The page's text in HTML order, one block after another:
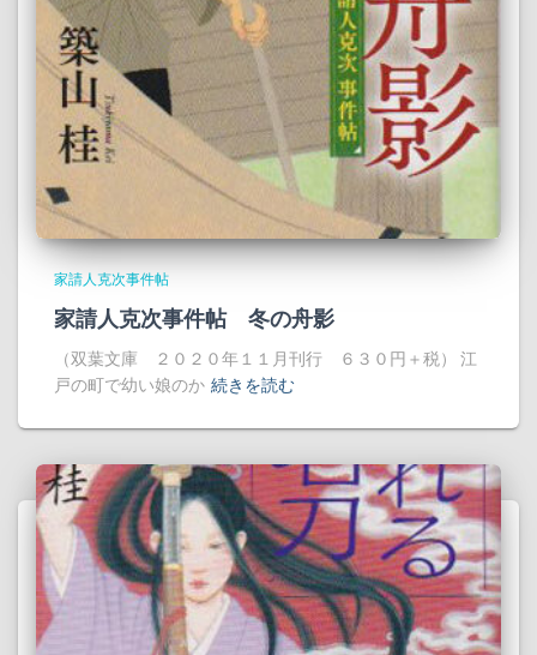
家請人克次事件帖
家請人克次事件帖 冬の舟影
（双葉文庫 ２０２０年１１月刊行 ６３０円＋税） 江
戸の町で幼い娘のか 続きを読む